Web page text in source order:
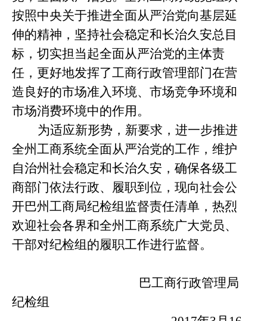
按照中央关于推进全面从严治党向基层延
伸的精神，坚持社会稳定和长治久安总目
标，切实担当起全面从严治党的主体责
任，更好地发挥了工商行政管理部门在营
造良好的市场准入环境、市场竞争环境和
市场消费环境中的作用。
为适应新形势，新要求，进一步推进
全州工商系统全面从严治党的工作，维护
自治州社会稳定和长治久安，确保各级工
商部门依法行政、履职到位，现向社会公
开巴州工商局纪检组监督责任清单，热烈
欢迎社会各界和全州工商系统广大党员、
干部对纪检组的履职工作进行监督。
巴工商行政管理局
纪检组